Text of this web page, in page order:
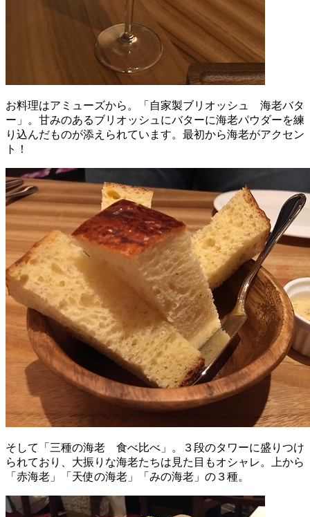
お料理はアミューズから。「自家製ブリオッシュ 海老バタ
ー」。甘みのあるブリオッシュにバターに海老パウダーを練
り込んだものが添えられています。最初から海老がアクセン
ト！
そして「三種の海老 食べ比べ」。３段のタワーに盛りつけ
られており、大振りな海老たちは見た目もオシャレ。上から
「赤海老」「天使の海老」「みの海老」の３種。